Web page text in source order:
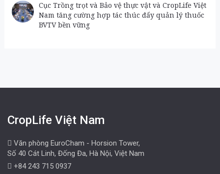
Cục Trồng trọt và Bảo vệ thực vật và CropLife Việt
Nam tăng cường hợp tác thúc đẩy quản lý thuốc
BVTV bền vững
CropLife Việt Nam
Văn phòng EuroCham - Horsion Tower,
Số 40 Cát Linh, Đống Đa, Hà Nội, Việt Nam
+84 243 715 0937